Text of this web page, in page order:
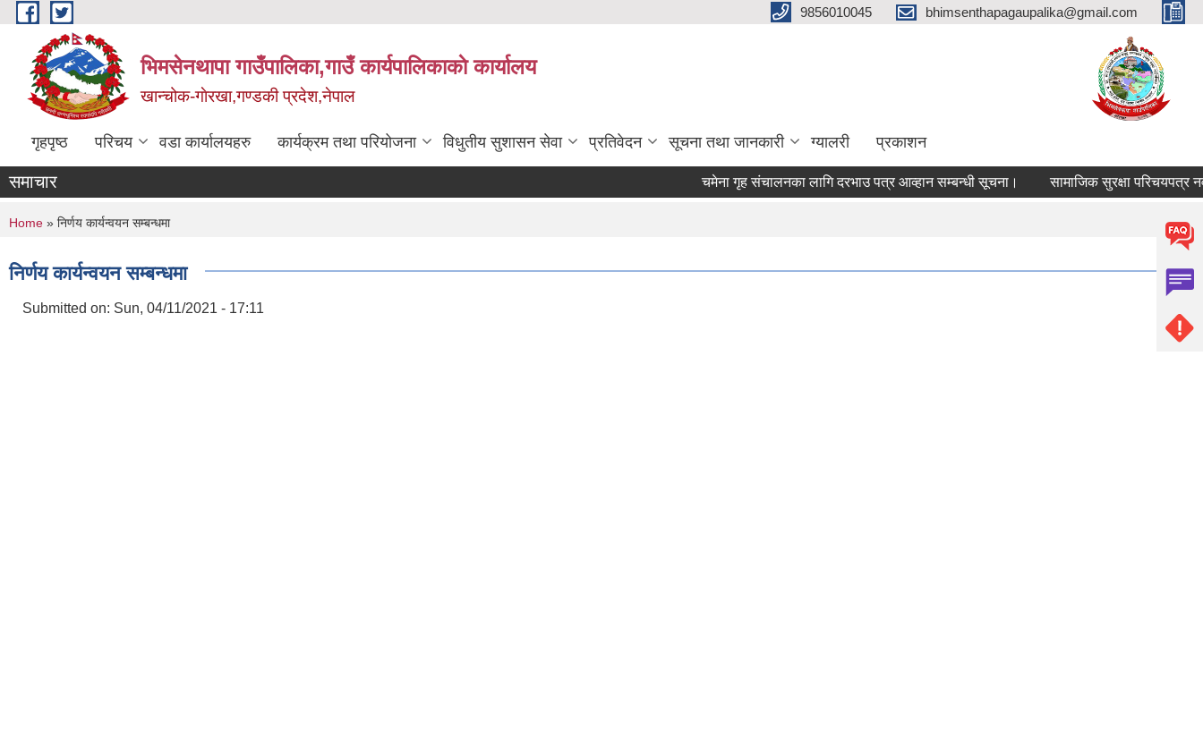
Skip to main content 9856010045 bhimsenthapagaupalika@gmail.com
भिमसेनथापा गाउँपालिका,गाउँ कार्यपालिकाकाे कार्यालय
खान्चोक-गाेरखा,गण्डकी प्रदेश,नेपाल
गृहपृष्ठ परिचय वडा कार्यालयहरु कार्यक्रम तथा परियोजना विधुतीय सुशासन सेवा प्रतिवेदन सूचना तथा जानकारी ग्यालरी प्रकाशन
समाचार चमेना गृह संचालनका लागि दरभाउ पत्र आव्हान सम्बन्धी सूचना। सामाजिक सुरक्षा परिचयपत्र
You are here
Home » निर्णय कार्यन्वयन सम्बन्धमा
निर्णय कार्यन्वयन सम्बन्धमा
Submitted on: Sun, 04/11/2021 - 17:11